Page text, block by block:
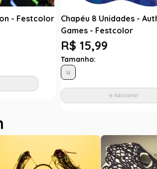
- Festcolor
Chapéu 8 Unidades -
Games - Festcolor
R$ 15,99
Tamanho:
U
Adicionar